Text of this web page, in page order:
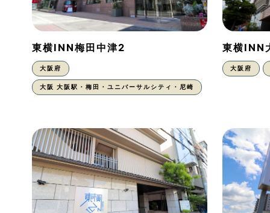
東横INN梅田中津2
大阪府
大阪 大阪駅・梅田・ユニバーサルシティ・尼崎
東横INN
大阪府